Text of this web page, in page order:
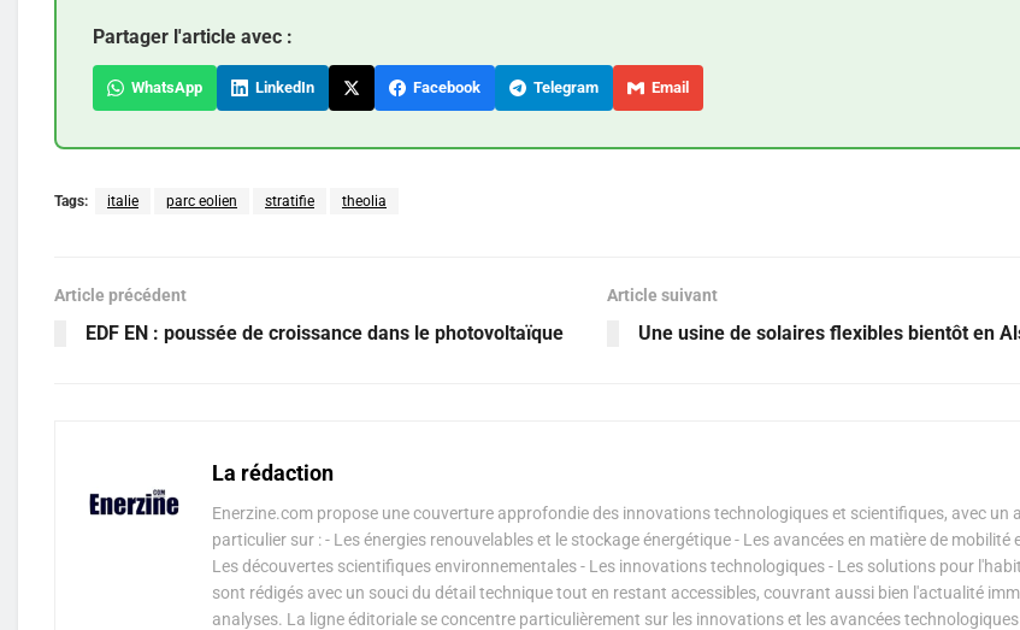
Partager l'article avec :
WhatsApp LinkedIn Facebook Telegram Email
Tags: italie parc eolien stratifie theolia
Article précédent
EDF EN : poussée de croissance dans le photovoltaïque
Article suivant
Une usine de solaires flexibles bientôt en
La rédaction
Enerzine.com propose une couverture approfondie des innovations technologiques et scientifiques, avec un
particulier sur : - Les énergies renouvelables et le stockage énergétique - Les avancées en matière de mobilité
Les découvertes scientifiques environnementales - Les innovations technologiques - Les solutions pour
sont rédigés avec un souci du détail technique tout en restant accessibles, couvrant aussi bien l'actualité
analyses. La ligne éditoriale se concentre particulièrement sur les innovations et les avancées